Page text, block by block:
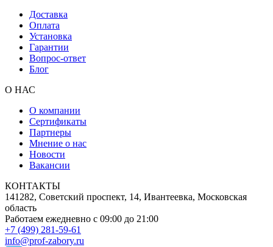
Доставка
Оплата
Установка
Гарантии
Вопрос-ответ
Блог
О НАС
О компании
Сертификаты
Партнеры
Мнение о нас
Новости
Вакансии
КОНТАКТЫ
141282, Советский проспект, 14, Ивантеевка, Московская
область
Работаем ежедневно с 09:00 до 21:00
+7 (499) 281-59-61
info@prof-zabory.ru